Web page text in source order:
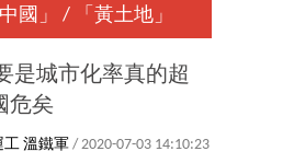
國」 / 「黃土地」
是城市化率真的超
危矣
工 溫鐵軍 / 2020-07-03 14:10:23